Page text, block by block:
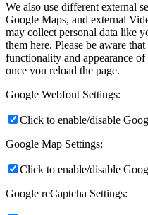
We also use different external
Google Maps, and external
may collect personal data like
them here. Please be aware
functionality and appearance
once you reload the page.
Google Webfont Settings:
Click to enable/disable
Google Map Settings:
Click to enable/disable
Google reCaptcha Settings: